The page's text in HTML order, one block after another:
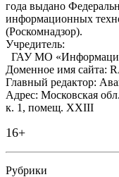
года выдано
информационных
(Роскомнадзор).
Учредитель:
ГАУ МО
Доменное имя сайта:
Главный редактор:
Адрес: Московская
к. 1, помещ. XXIII
16+
Рубрики